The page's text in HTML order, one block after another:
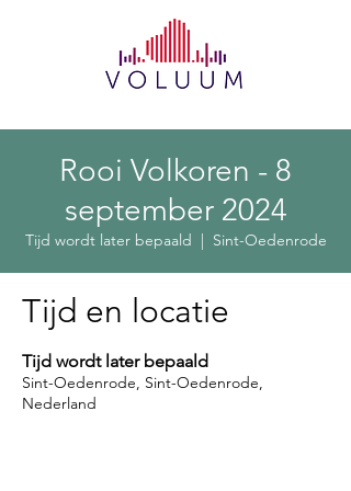
Rooi Volkoren - 8
september 2024
Tijd wordt later bepaald
  |
Sint-Oedenrode
Tijd en locatie
Tijd wordt later bepaald
Sint-Oedenrode, Sint-Oedenrode,
Nederland